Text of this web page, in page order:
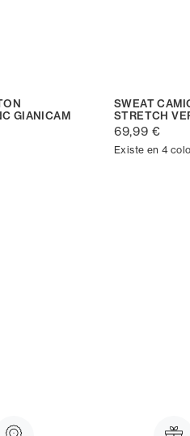
GIANICAM
SWEAT
STRETCH
69,99 €
Existe en 4